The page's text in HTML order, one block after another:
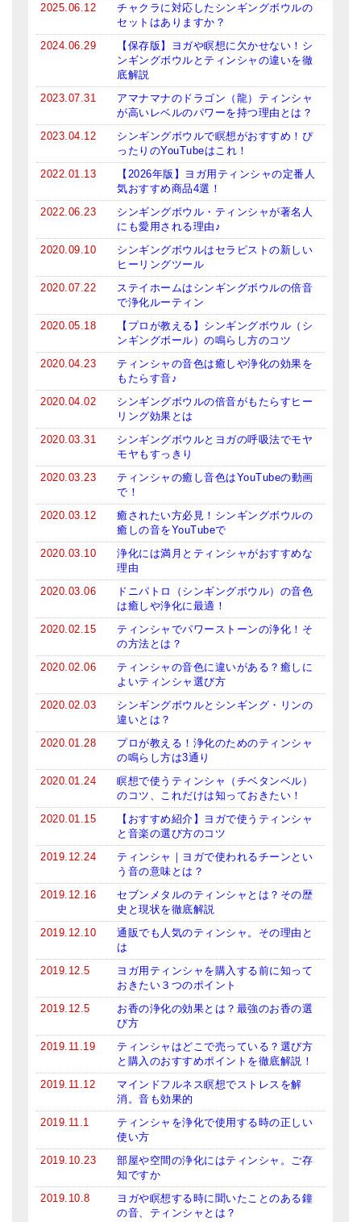
神々とつながるジュエリー
ヒーリング・マンダラポスター
ロゴステッカー・ポストカード各種
亡命チベット人尼僧のお守り・チャーム
チベット・マントラ・ヒーリングCD
ギフトラッピング
シンギングボウル講座
初級講座
倍音呼吸法レッスン
ビギナー講師・養成講座
アマナマナとは
About Us
メールお便り登録
LINEお友だち登録
2025.06.12
チャクラに対応したシンギングボウルの
セットはありますか？
2024.06.29
【保存版】ヨガや瞑想に欠かせない！シ
ンギングボウルとティンシャの違いを徹
底解説
2023.07.31
アマナマナのドラゴン（龍）ティンシャ
が高いレベルのパワーを持つ理由とは？
2023.04.12
シンギングボウルで瞑想がおすすめ！ぴ
ったりのYouTubeはこれ！
2022.01.13
【2026年版】ヨガ用ティンシャの定番人
気おすすめ商品4選！
2022.06.23
シンギングボウル・ティンシャが著名人
にも愛用される理由♪
2020.09.10
シンギングボウルはセラピストの新しい
ヒーリングツール
2020.07.22
ステイホームはシンギングボウルの倍音
で浄化ルーティン
2020.05.18
【プロが教える】シンギングボウル（シ
ンギングボール）の鳴らし方のコツ
2020.04.23
ティンシャの音色は癒しや浄化の効果を
もたらす音♪
2020.04.02
シンギングボウルの倍音がもたらすヒー
リング効果とは
2020.03.31
シンギングボウルとヨガの呼吸法でモヤ
モヤもすっきり
2020.03.23
ティンシャの癒し音色はYouTubeの動画
で！
2020.03.12
癒されたい方必見！シンギングボウルの
癒しの音をYouTubeで
2020.03.10
浄化には満月とティンシャがおすすめな
理由
2020.03.06
ドニパトロ（シンギングボウル）の音色
は癒しや浄化に最適！
2020.02.15
ティンシャでパワーストーンの浄化！そ
の方法とは？
2020.02.06
ティンシャの音色に違いがある？癒しに
よいティンシャ選び方
2020.02.03
シンギングボウルとシンギング・リンの
違いとは？
2020.01.28
プロが教える！浄化のためのティンシャ
の鳴らし方は3通り
2020.01.24
瞑想で使うティンシャ（チベタンベル）
のコツ、これだけは知っておきたい！
2020.01.15
【おすすめ紹介】ヨガで使うティンシャ
と音楽の選び方のコツ
2019.12.24
ティンシャ｜ヨガで使われるチーンとい
う音の意味とは？
2019.12.16
セブンメタルのティンシャとは？その歴
史と現状を徹底解説
2019.12.10
通販でも人気のティンシャ。その理由と
は
2019.12.5
ヨガ用ティンシャを購入する前に知って
おきたい３つのポイント
2019.12.5
お香の浄化の効果とは？最強のお香の選
び方
2019.11.19
ティンシャはどこで売っている？選び方
と購入のおすすめポイントを徹底解説！
2019.11.12
マインドフルネス瞑想でストレスを解
消。音も効果的
2019.11.1
ティンシャを浄化で使用する時の正しい
使い方
2019.10.23
部屋や空間の浄化にはティンシャ。ご存
知ですか
2019.10.8
ヨガや瞑想する時に聞いたことのある鐘
の音、ティンシャとは？